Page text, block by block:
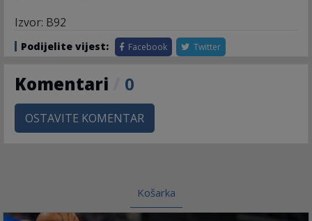
Izvor: B92
Podijelite vijest: Facebook Twitter
Komentari 0
OSTAVITE KOMENTAR
Košarka